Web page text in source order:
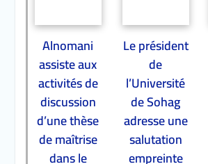
Alnomani
assiste aux
activités de
discussion
d’une thèse
de maîtrise
dans le
Le président
de
l’Université
de Sohag
adresse une
salutation
empreinte